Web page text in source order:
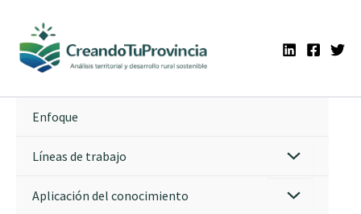
contenido
Enfoque
Líneas de trabajo
Aplicación del conocimiento